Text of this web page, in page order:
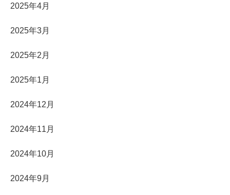
2025年4月
2025年3月
2025年2月
2025年1月
2024年12月
2024年11月
2024年10月
2024年9月